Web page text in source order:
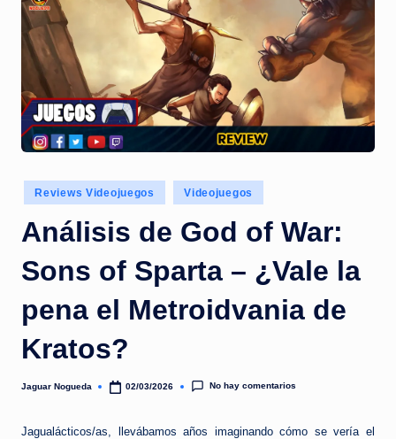
N
o
g
u
e
d
a
Publicado
en
Reviews Videojuegos Videojuegos
Análisis de God of War:
Sons of Sparta – ¿Vale la
pena el Metroidvania de
Kratos?
Publicado
Jaguar Nogueda 02/03/2026 No hay comentarios
Jagualácticos/as, llevábamos años imaginando cómo se vería el